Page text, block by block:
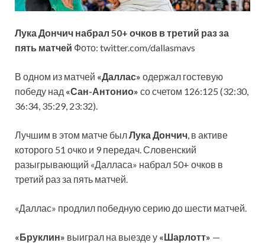
Лука Дончич набрал 50+ очков в третий раз за
пять матчей Фото: twitter.com/dallasmavs
В одном из матчей «Даллас» одержал гостевую
победу над «Сан-Антонио» со счетом 126:125 (32:30,
36:34, 35:29, 23:32).
Лучшим в этом матче был Лука Дончич , в активе
которого 51 очко и 9 передач. Словенский
разыгрывающий «Далласа» набрал 50+ очков в
третий раз за пять матчей.
«Даллас» продлил победную серию до шести матчей.
«Бруклин» выиграл на выезде у «Шарлотт» —